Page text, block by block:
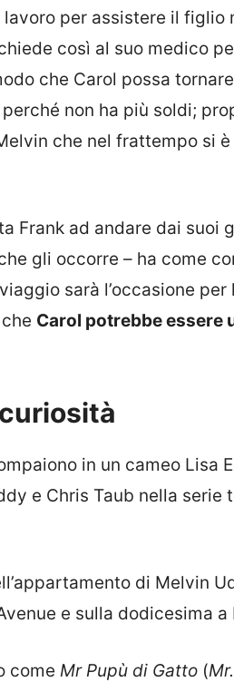
per assistere il figlio
così al suo medico
che Carol possa
non ha più soldi;
che nel frattempo si
Frank ad andare dai suoi
gli occorre – ha come
sarà l’occasione per
Carol potrebbe essere
in un cameo Lisa
e Chris Taub nella serie
di Melvin
e sulla dodicesima a
come Mr Pupù di Gatto (